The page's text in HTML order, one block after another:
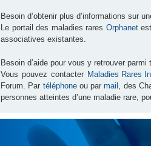
Besoin d’obtenir plus d’informations sur
Le portail des maladies rares Orphanetest
associatives existantes.
Besoin d’aide pour vous y retrouver
Vous pouvez contacter Maladies Rares
Forum. Par téléphoneou parmail , des
personnes atteintes d’une maladie rare,